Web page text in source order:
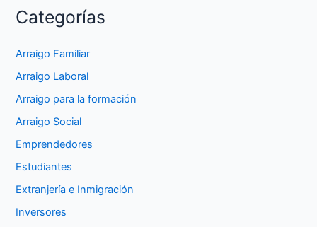
Categorías
Arraigo Familiar
Arraigo Laboral
Arraigo para la formación
Arraigo Social
Emprendedores
Estudiantes
Extranjería e Inmigración
Inversores